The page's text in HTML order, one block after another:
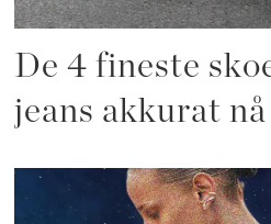
De 4 fineste
jeans akkurat nå